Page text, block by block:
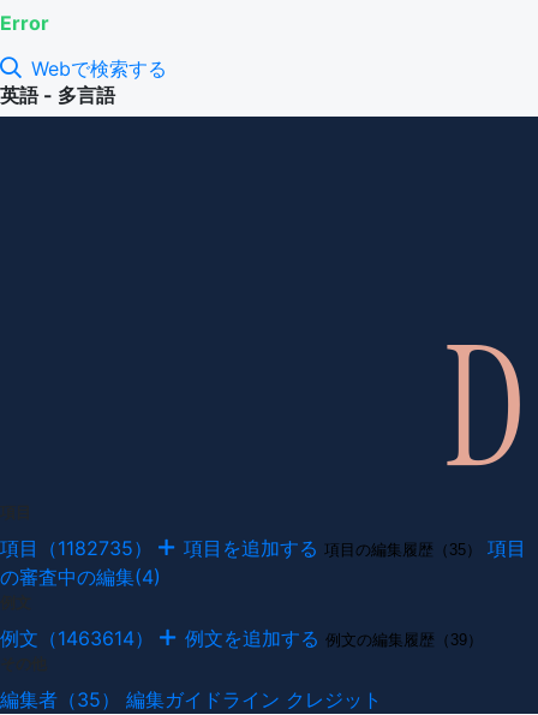
Error
Webで検索する
英語 - 多言語
項目（1182735） 項目を追加する 項目の編集履歴（35）
項目
の審査中の編集(4)
例文（1463614） 例文を追加する 例文の編集履歴（39）
編集者（35） 編集ガイドライン クレジット